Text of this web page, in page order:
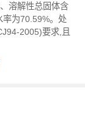
溶解性总固体含
率为70.59%。处
2005)要求,且